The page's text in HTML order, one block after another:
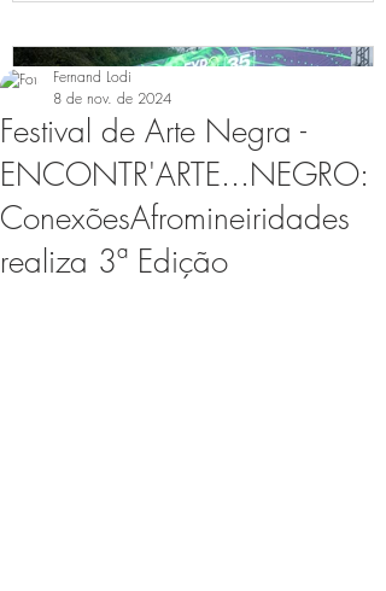
Expo Usipa começa nesta
Festival de Arte Negra -
ENCONTR'ARTE...NEGRO:
ConexõesAfromineiridades
realiza 3ª Edição
Fernand Lodi
8 de nov. de 2024